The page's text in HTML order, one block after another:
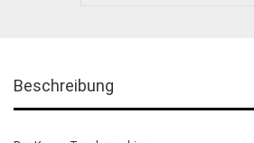
Beschreibung